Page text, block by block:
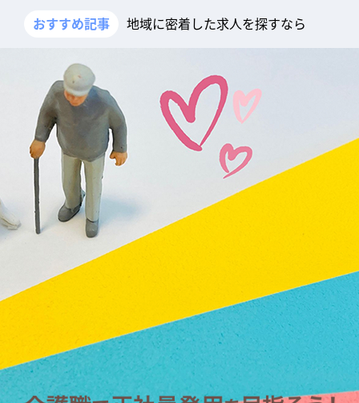
おすすめ記事 地域に密着した求人を探すなら